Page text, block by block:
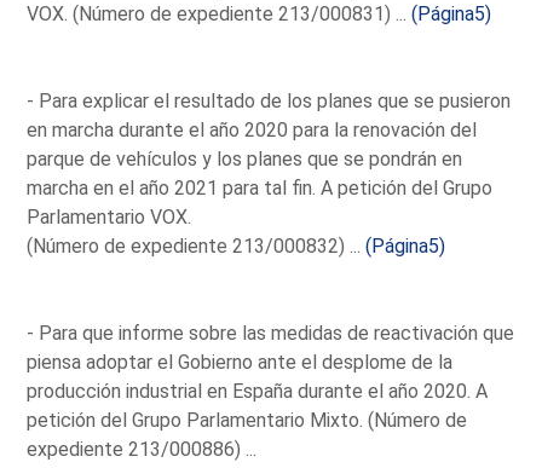
VOX. (Número de expediente 213/000831) ...(Página5)
- Para explicar el resultado de los planes que se pusieron
en marcha durante el año 2020 para la renovación del
parque de vehículos y los planes que se pondrán en
marcha en el año 2021 para tal fin. A petición del Grupo
Parlamentario VOX.
(Número de expediente 213/000832) ...(Página5)
- Para que informe sobre las medidas de reactivación que
piensa adoptar el Gobierno ante el desplome de la
producción industrial en España durante el año 2020. A
petición del Grupo Parlamentario Mixto. (Número de
expediente 213/000886) ...